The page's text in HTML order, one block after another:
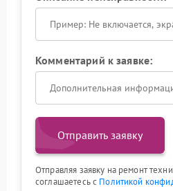
Комментарий к заявке:
Отправить заявку
Отправляя заявку на ремонт
соглашаетесь с Политикой